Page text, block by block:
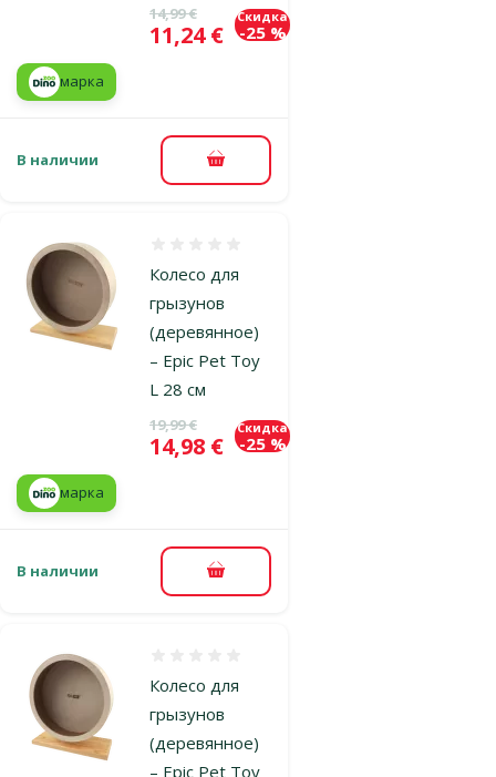
Исходная цена
14,99 €
Цена
11,24 €
Скидка
-25 %
марка
В наличии В корзину
Колесо для
грызунов
(деревянное)
– Epic Pet Toy
L 28 см
Исходная цена
19,99 €
Цена
14,98 €
Скидка
-25 %
марка
В наличии В корзину
Колесо для
грызунов
(деревянное)
– Epic Pet Toy